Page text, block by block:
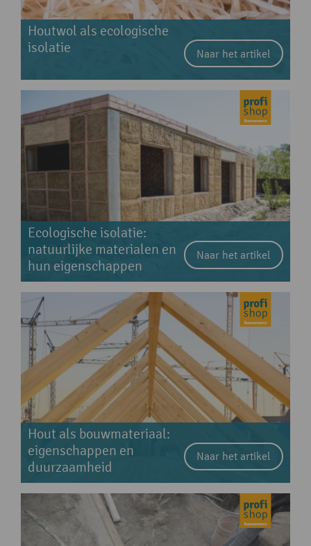
Houtwol als ecologische
isolatie
Naar het artikel
Ecologische isolatie:
natuurlijke materialen en
hun eigenschappen
Naar het artikel
Hout als bouwmateriaal:
eigenschappen en
duurzaamheid
Naar het artikel